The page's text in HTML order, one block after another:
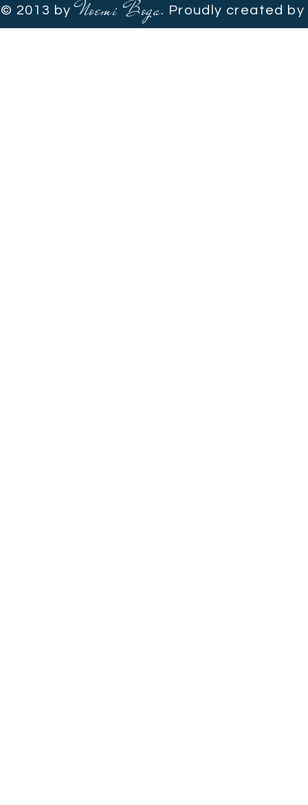
© 2013 by Noemi Boga. Proudly created